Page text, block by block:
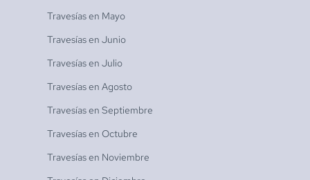
Travesías en Mayo
Travesías en Junio
Travesías en Julio
Travesías en Agosto
Travesías en Septiembre
Travesías en Octubre
Travesías en Noviembre